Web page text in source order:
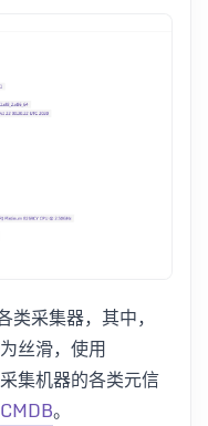
采集器，其中，
丝滑，使用
集机器的各类元信
CMDB。